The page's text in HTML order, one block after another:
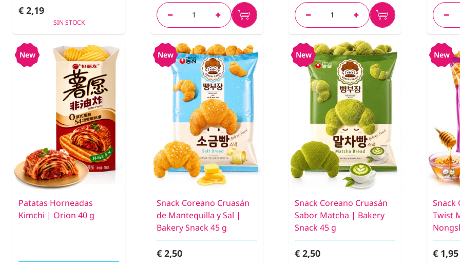
€ 2,19
SIN STOCK
New
Patatas Horneadas
Kimchi | Orion 40 g
New
Snack Coreano Cruasán
de Mantequilla y Sal |
Bakery Snack 45 g
€ 2,50
New
Snack Coreano Cruasán
Sabor Matcha | Bakery
Snack 45 g
€ 2,50
New
Snack
Twist
€ 1,95